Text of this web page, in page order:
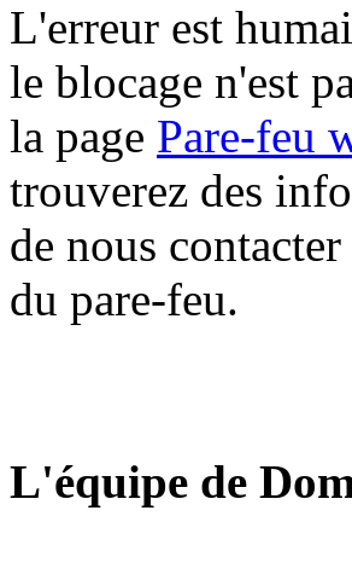
L'erreur est
le blocage n'est
la page Pare-feu
trouverez des
de nous
du pare-feu.
L'équipe de